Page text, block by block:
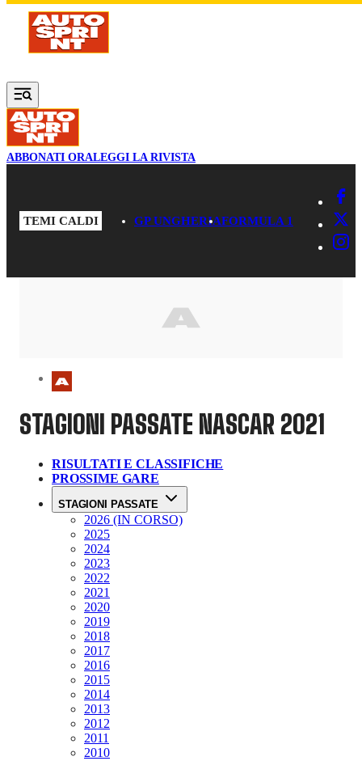
Vai al contenuto principale
ABBONATI ORALEGGI LA RIVISTA
TEMI CALDI GP UNGHERIAFORMULA 1
STAGIONI PASSATE NASCAR 2021
RISULTATI E CLASSIFICHE
PROSSIME GARE
STAGIONI PASSATE
2026 (IN CORSO)
2025
2024
2023
2022
2021
2020
2019
2018
2017
2016
2015
2014
2013
2012
2011
2010